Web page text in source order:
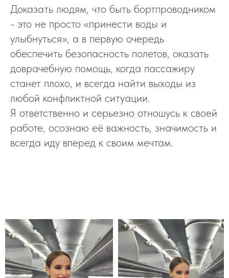
Доказать людям, что быть бортпроводником
- это не просто «принести воды и
улыбнуться», а в первую очередь
обеспечить безопасность полетов, оказать
доврачебную помощь, когда пассажиру
станет плохо, и всегда найти выходы из
любой конфликтной ситуации.
Я ответственно и серьезно отношусь к своей
работе, осознаю её важность, значимость и
всегда иду вперед к своим мечтам.